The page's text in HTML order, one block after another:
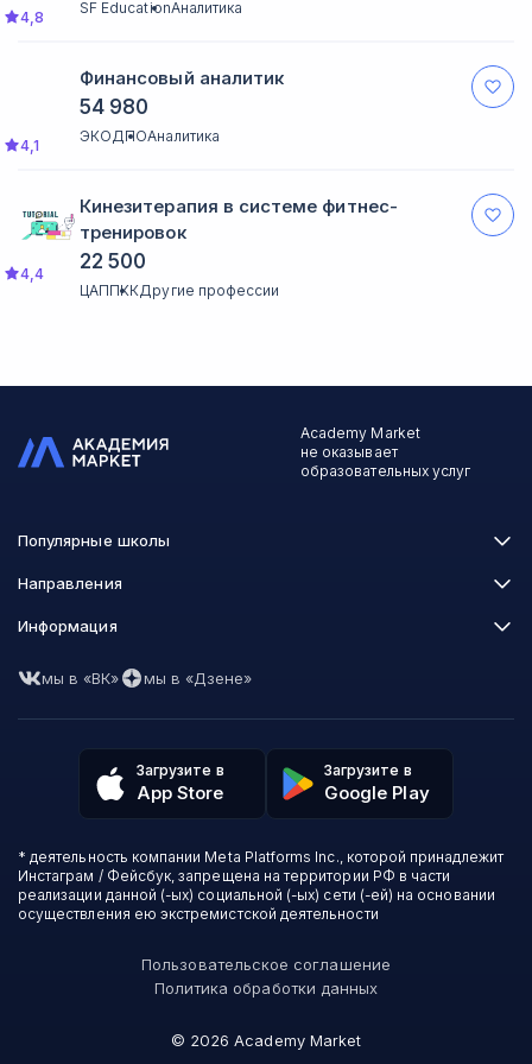
SF EducationАналитика
4,8
Финансовый аналитик
ЭКОДПОАналитика
4,1
54 980
Кинезитерапия в системе фитнес-
тренировок
ЦАППККДругие профессии
4,4
22 500
Academy Market
не оказывает
образовательных услуг
Загрузите в
App Store
Загрузите в
Google Play
* деятельность компании Meta Platforms Inc., которой принадлежит
Инстаграм / Фейсбук, запрещена на территории РФ в части
реализации данной (-ых) социальной (-ых) сети (-ей) на основании
осуществления ею экстремистской деятельности
Пользовательское соглашение
Политика обработки данных
© 2026 Academy Market
Популярные школы
Skillbox
XYZ School
Skillfactory
Talentsy
ProductStar
Бруноям
EDPRO
Level One
Академия Эдюсон
Направления
Программирование
Маркетинг
Аналитика
Другие профессии
Красота и здоровье
Для детей и подростков
Психология
Информация
Часто задаваемые вопросы
Пользовательское соглашение
Политика обработки данных
Избранные курсы
Акции и скидки
О проекте
Контакты
мы в «ВК» мы в «Дзене»